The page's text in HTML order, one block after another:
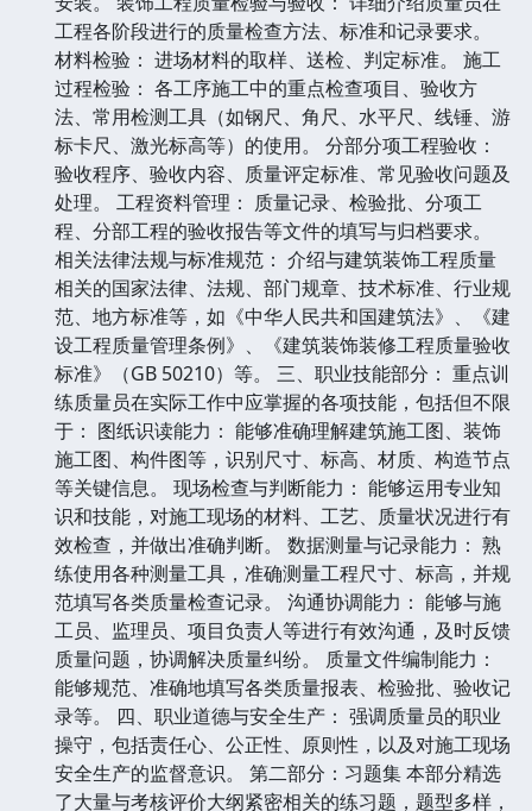
工程各阶段进行的质量检查方法、标准和记录要求。
材料检验： 进场材料的取样、送检、判定标准。 施工
过程检验： 各工序施工中的重点检查项目、验收方
法、常用检测工具（如钢尺、角尺、水平尺、线锤、游
标卡尺、激光标高等）的使用。 分部分项工程验收：
验收程序、验收内容、质量评定标准、常见验收问题及
处理。 工程资料管理： 质量记录、检验批、分项工
程、分部工程的验收报告等文件的填写与归档要求。
相关法律法规与标准规范： 介绍与建筑装饰工程质量
相关的国家法律、法规、部门规章、技术标准、行业规
范、地方标准等，如《中华人民共和国建筑法》、《建
设工程质量管理条例》、《建筑装饰装修工程质量验收
标准》（GB 50210）等。 三、职业技能部分： 重点训
练质量员在实际工作中应掌握的各项技能，包括但不限
于： 图纸识读能力： 能够准确理解建筑施工图、装饰
施工图、构件图等，识别尺寸、标高、材质、构造节点
等关键信息。 现场检查与判断能力： 能够运用专业知
识和技能，对施工现场的材料、工艺、质量状况进行有
效检查，并做出准确判断。 数据测量与记录能力： 熟
练使用各种测量工具，准确测量工程尺寸、标高，并规
范填写各类质量检查记录。 沟通协调能力： 能够与施
工员、监理员、项目负责人等进行有效沟通，及时反馈
质量问题，协调解决质量纠纷。 质量文件编制能力：
能够规范、准确地填写各类质量报表、检验批、验收记
录等。 四、职业道德与安全生产： 强调质量员的职业
操守，包括责任心、公正性、原则性，以及对施工现场
安全生产的监督意识。 第二部分：习题集 本部分精选
了大量与考核评价大纲紧密相关的练习题，题型多样，